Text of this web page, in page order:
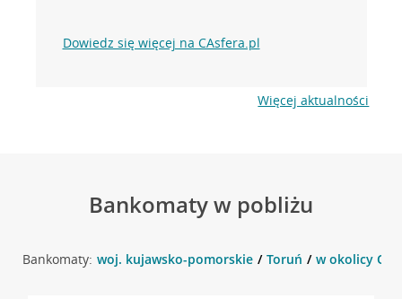
Dowiedz się więcej na CAsfera.pl
Więcej aktualności
Bankomaty w pobliżu
Bankomaty: woj. kujawsko-pomorskie Toruń w okolicy